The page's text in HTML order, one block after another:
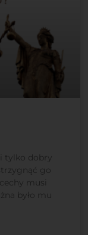
tylko dobry
go
musi
było mu